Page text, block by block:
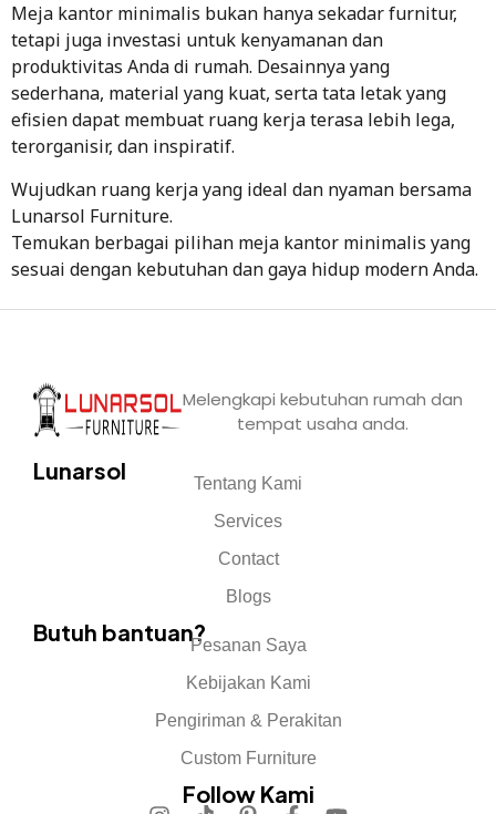
Meja kantor minimalis bukan hanya sekadar furnitur,
tetapi juga investasi untuk kenyamanan dan
produktivitas Anda di rumah. Desainnya yang
sederhana, material yang kuat, serta tata letak yang
efisien dapat membuat ruang kerja terasa lebih lega,
terorganisir, dan inspiratif.
Wujudkan ruang kerja yang ideal dan nyaman bersama
Lunarsol Furniture.
Temukan berbagai pilihan meja kantor minimalis yang
sesuai dengan kebutuhan dan gaya hidup modern Anda.
Melengkapi kebutuhan rumah dan
tempat usaha anda.
Lunarsol
Tentang Kami
Services
Contact
Blogs
Butuh bantuan?Pesanan Saya
Kebijakan Kami
Pengiriman & Perakitan
Custom Furniture
Follow Kami